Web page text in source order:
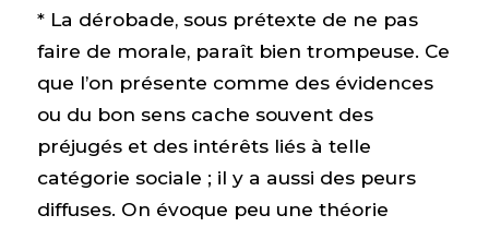
* La dérobade, sous prétexte de ne pas
faire de morale, paraît bien trompeuse. Ce
que l’on présente comme des évidences
ou du bon sens cache souvent des
préjugés et des intérêts liés à telle
catégorie sociale ; il y a aussi des peurs
diffuses. On évoque peu une théorie